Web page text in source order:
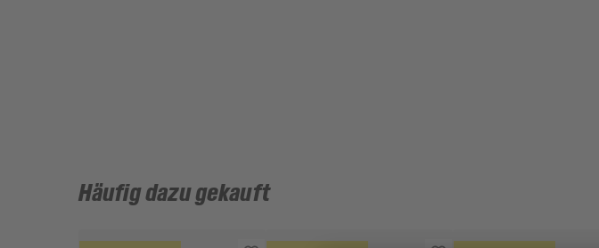
Häufig dazu gekauft